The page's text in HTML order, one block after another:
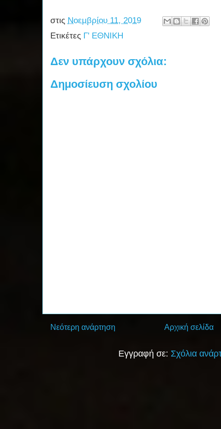
στις Νοεμβρίου 11, 2019
Ετικέτες Γ' ΕΘΝΙΚΗ
Δεν υπάρχουν σχόλια:
Δημοσίευση σχολίου
Νεότερη ανάρτηση Αρχική σελίδα
Εγγραφή σε: Σχόλια